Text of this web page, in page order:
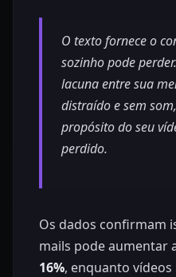
O texto fornece o
sozinho pode
lacuna entre sua
distraído e sem
propósito do seu
perdido.
Os dados confirmam
mails pode aumentar
16%, enquanto